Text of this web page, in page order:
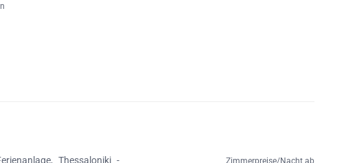
, Thessaloniki -
Zimmerpreise/Nacht ab